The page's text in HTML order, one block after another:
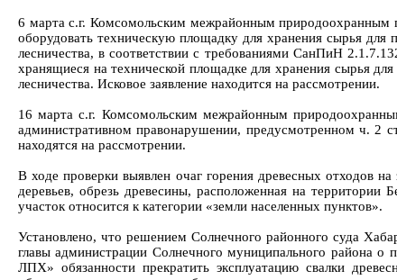
6 марта с.г. Комсомольским межрайонным природоохранным
оборудовать техническую площадку для хранения сырья для
лесничества, в соответствии с требованиями СанПиН
хранящиеся на технической площадке для хранения сырья
лесничества. Исковое заявление находится на рассмотрении.
16 марта с.г. Комсомольским межрайонным
административном правонарушении, предусмотренном ч. 2
находятся на рассмотрении.
В ходе проверки выявлен очаг горения древесных отходов
деревьев, обрезь древесины, расположенная на территории
участок относится к категории «земли населенных пунктов».
Установлено, что решением Солнечного районного суда
главы администрации Солнечного муниципального района
ЛПХ» обязанности прекратить эксплуатацию свалки